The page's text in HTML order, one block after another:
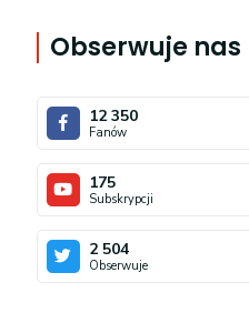
Obserwuje nas
12 350
Fanów
175
Subskrypcji
2 504
Obserwuje